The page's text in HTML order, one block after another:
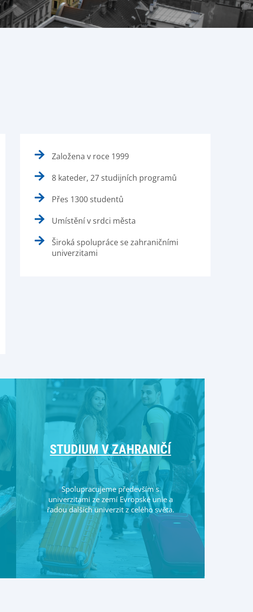
Založena v roce 1999
8 kateder, 27 studijních programů
Přes 1300 studentů
Umístění v srdci města
Široká spolupráce se zahraničními
univerzitami
STUDIUM V ZAHRANIČÍ
Spolupracujeme především s
univerzitami ze zemí Evropské unie a
řadou dalších univerzit z celého světa.